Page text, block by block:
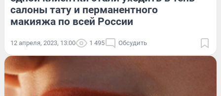
салоны тату и перманентного
макияжа по всей России
12 апреля, 2023, 13:00 1 495 Обсудить